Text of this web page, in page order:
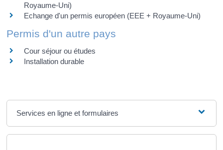
Royaume-Uni)
Echange d'un permis européen (EEE + Royaume-Uni)
Permis d'un autre pays
Cour séjour ou études
Installation durable
Services en ligne et formulaires